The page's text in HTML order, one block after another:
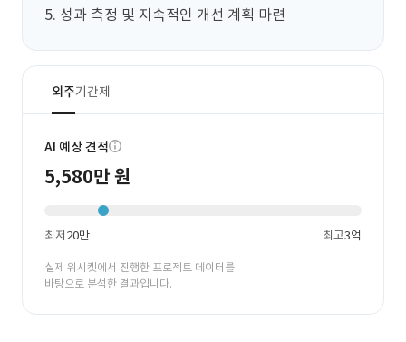
5. 성과 측정 및 지속적인 개선 계획 마련
외주기간제
AI 예상 견적
5,580만 원
최저20만 최고3억
실제 위시켓에서 진행한 프로젝트 데이터를
바탕으로 분석한 결과입니다.